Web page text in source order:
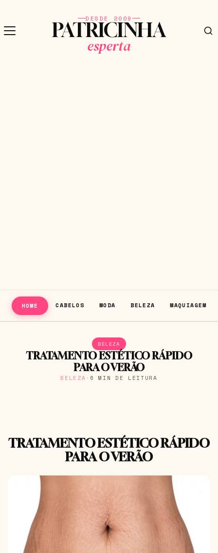
DESDE 2009
PATRICINHA
esperta
HOME CABELOS MODA BELEZA MAQUIAGEM
BELEZA
TRATAMENTO ESTÉTICO RÁPIDO
PARA O VERÃO
BELEZA · 6 MIN DE LEITURA
TRATAMENTO ESTÉTICO RÁPIDO
PARA O VERÃO